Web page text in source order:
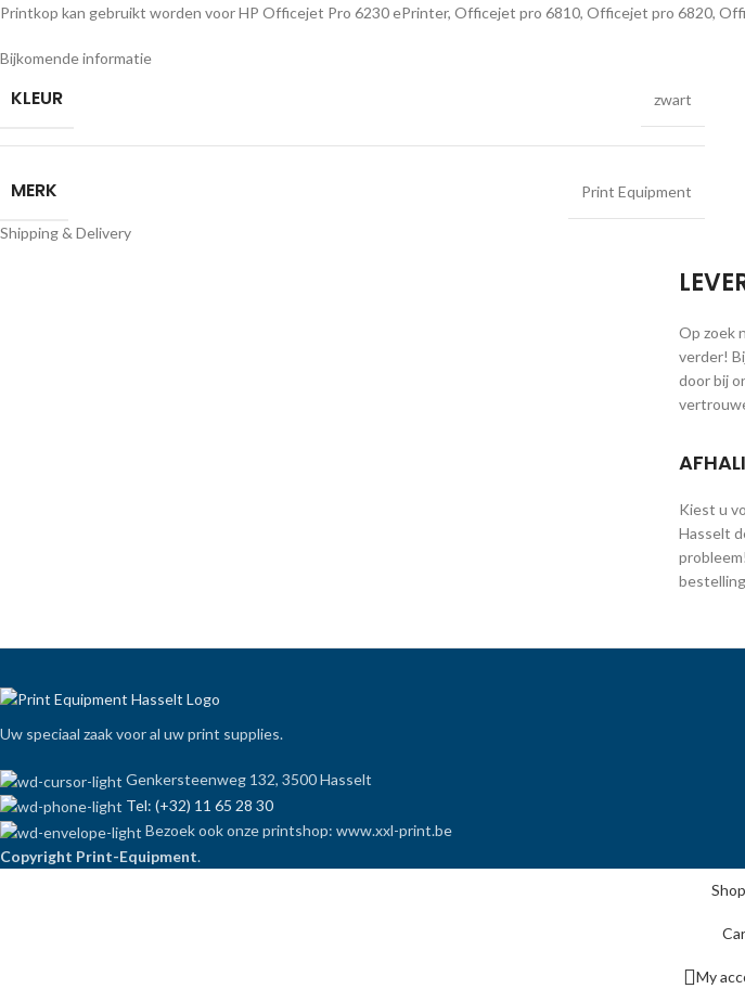
Printkop kan gebruikt worden voor HP Officejet Pro 6230 ePrinter, Officejet pro 6810, Officejet pro 6820,
Bijkomende informatie
KLEUR zwart
MERK Print Equipment
Shipping & Delivery
Op zoek
verder!
door bij
Kiest u
Hasselt
Uw speciaal zaak voor al uw print supplies.
Genkersteenweg 132, 3500 Hasselt
Tel: (+32) 11 65 28 30
Bezoek ook onze printshop: www.xxl-print.be
Copyright Print-Equipment.
Shop
My